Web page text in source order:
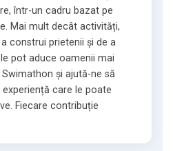
într-un cadru bazat pe
Mai mult decât activități,
construi prietenii și de a
pot aduce oamenii mai
și ajută-ne să
care le poate
Fiecare contribuție